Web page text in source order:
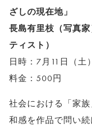
ざしの現在地」
長島有里枝（写真
ティスト）
日時：7月11日（土
料金：500円
社会における「家
和感を作品で問い